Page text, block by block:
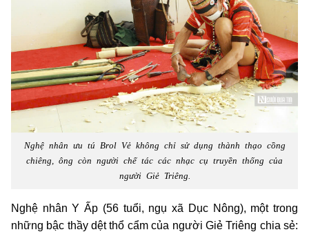
Nghệ nhân ưu tú Brol Vẻ không chỉ sử dụng thành thạo cồng
chiêng, ông còn người chế tác các nhạc cụ truyền thống của
người Giẻ Triêng.
Nghệ nhân Y Ấp (56 tuổi, ngụ xã Dục Nông), một trong
những bậc thầy dệt thổ cẩm của người Giẻ Triêng chia sẻ: